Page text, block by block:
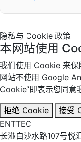
隐私与 Cookie 政策
本网站使用
我们使用 Cookie 来保
网站不使用 Google
Cookie”即表示您同意
拒绝 Cookie
接受
ENTTEC
长湴白沙水路107号悦